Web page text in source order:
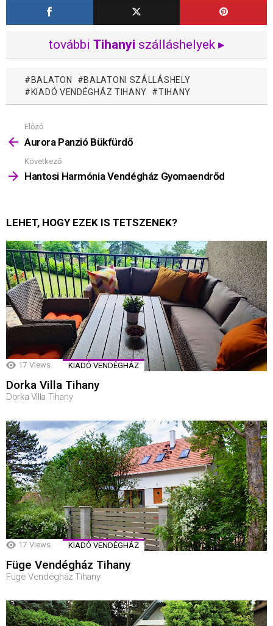
további Tihanyi szálláshelyek ▸
BALATON
BALATONI SZÁLLÁSHELY
KIADÓ VENDÉGHÁZ TIHANY
TIHANY
Mutass
többet
Előző
Aurora Panzió Bükfürdő
Következő
Hantosi Harmónia Vendégház Gyomaendrőd
LEHET, HOGY EZEK IS TETSZENEK?
17 Views KIADÓ VENDÉGHÁZ
Dorka Villa Tihany
Dorka Villa Tihany
17 Views KIADÓ VENDÉGHÁZ
Füge Vendégház Tihany
Füge Vendégház Tihany